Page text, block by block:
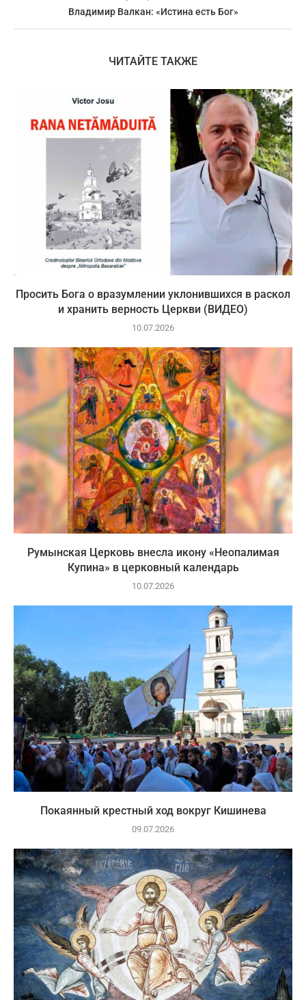
Владимир Валкан: «Истина есть Бог»
ЧИТАЙТЕ ТАКЖЕ
Просить Бога о вразумлении уклонившихся в раскол
и хранить верность Церкви (ВИДЕО)
10.07.2026
Румынская Церковь внесла икону «Неопалимая
Купина» в церковный календарь
10.07.2026
Покаянный крестный ход вокруг Кишинева
09.07.2026